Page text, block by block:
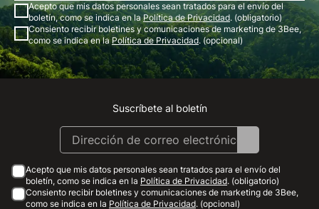
Acepto que mis datos personales sean tratados para el envío del
boletín, como se indica en laPolítica de Privacidad. (obligatorio)
Consiento recibir boletines y comunicaciones de marketing de 3Bee,
como se indica en laPolítica de Privacidad. (opcional)
Instagram
Facebook
Linkedin
Youtube
Suscríbete al boletín
Acepto que mis datos personales sean tratados para el envío del
boletín, como se indica en la Política de Privacidad. (obligatorio)
Consiento recibir boletines y comunicaciones de marketing de 3Bee,
como se indica en la Política de Privacidad. (opcional)